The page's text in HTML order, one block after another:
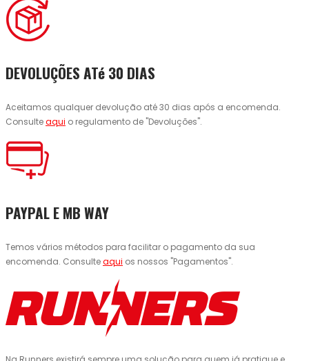
DEVOLUÇÕES ATé 30 DIAS
Aceitamos qualquer devolução até 30 dias após a encomenda.
Consulteaqui o regulamento de "Devoluções".
PAYPAL E MB WAY
Temos vários métodos para facilitar o pagamento da sua
encomenda. Consulteaqui os nossos "Pagamentos".